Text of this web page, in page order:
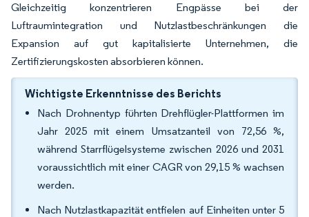
Gleichzeitig konzentrieren Engpässe bei der
Luftraumintegration und Nutzlastbeschränkungen die
Expansion auf gut kapitalisierte Unternehmen, die
Zertifizierungskosten absorbieren können.
Wichtigste Erkenntnisse des Berichts
Nach Drohnentyp führten Drehflügler-Plattformen im
Jahr 2025 mit einem Umsatzanteil von 72,56 %,
während Starrflügelsysteme zwischen 2026 und 2031
voraussichtlich mit einer CAGR von 29,15 % wachsen
werden.
Nach Nutzlastkapazität entfielen auf Einheiten unter 5